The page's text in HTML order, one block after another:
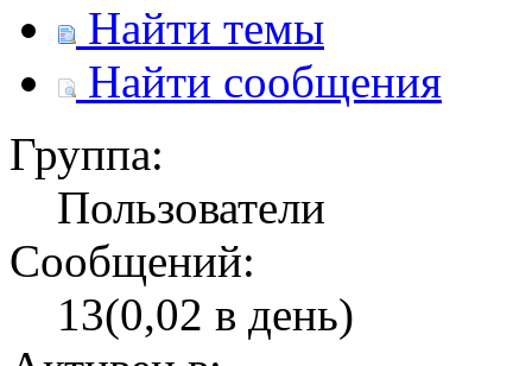
Найти темы
Найти сообщения
Группа:
Пользователи
Сообщений:
13(0,02 в день)